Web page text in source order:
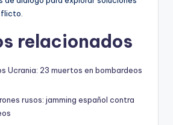
relacionados
Ucrania: 23 muertos en bombardeos
rusos: jamming español contra